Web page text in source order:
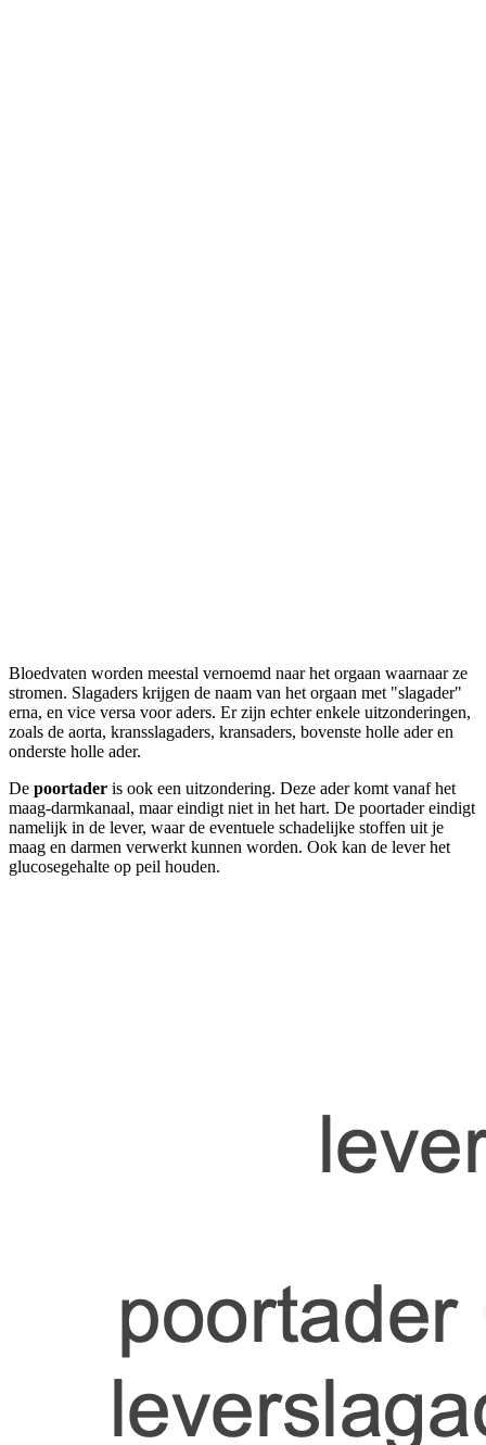
Bloedvaten worden meestal vernoemd naar het orgaan waarnaar ze
stromen. Slagaders krijgen de naam van het orgaan met "slagader"
erna, en vice versa voor aders. Er zijn echter enkele uitzonderingen,
zoals de aorta, kransslagaders, kransaders, bovenste holle ader en
onderste holle ader.
De poortader is ook een uitzondering. Deze ader komt vanaf het
maag-darmkanaal, maar eindigt niet in het hart. De poortader eindigt
namelijk in de lever, waar de eventuele schadelijke stoffen uit je
maag en darmen verwerkt kunnen worden. Ook kan de lever het
glucosegehalte op peil houden.